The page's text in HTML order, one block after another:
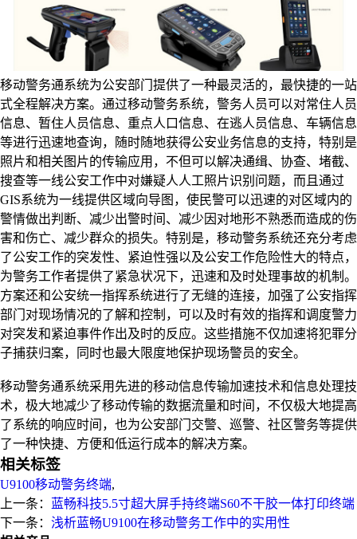
移动警务通系统为公安部门提供了一种最灵活的，最快捷的一站
式全程解决方案。通过移动警务系统，警务人员可以对常住人员
信息、暂住人员信息、重点人口信息、在逃人员信息、车辆信息
等进行迅速地查询，随时随地获得公安业务信息的支持，特别是
照片和相关图片的传输应用，不但可以解决通缉、协查、堵截、
搜查等一线公安工作中对嫌疑人人工照片识别问题，而且通过
GIS系统为一线提供区域向导图，使民警可以迅速的对区域内的
警情做出判断、减少出警时间、减少因对地形不熟悉而造成的伤
害和伤亡、减少群众的损失。特别是，移动警务系统还充分考虑
了公安工作的突发性、紧迫性强以及公安工作危险性大的特点，
为警务工作者提供了紧急状况下，迅速和及时处理事故的机制。
方案还和公安统一指挥系统进行了无缝的连接，加强了公安指挥
部门对现场情况的了解和控制，可以及时有效的指挥和调度警力
对突发和紧迫事件作出及时的反应。这些措施不仅加速将犯罪分
子捕获归案，同时也最大限度地保护现场警员的安全。
移动警务通系统采用先进的移动信息传输加速技术和信息处理技
术，极大地减少了移动传输的数据流量和时间，不仅极大地提高
了系统的响应时间，也为公安部门交警、巡警、社区警务等提供
了一种快捷、方便和低运行成本的解决方案。
相关标签
U9100移动警务终端,
上一条：
蓝畅科技5.5寸超大屏手持终端S60不干胶一体打印终端
下一条： 浅析蓝畅U9100在移动警务工作中的实用性